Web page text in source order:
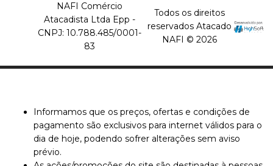
NAFI Comércio
Atacadista Ltda Epp -
CNPJ: 10.788.485/0001-
83
Todos os direitos
reservados Atacado
NAFI © 2026
Informamos que os preços, ofertas e condições de
pagamento são exclusivos para internet válidos para o
dia de hoje, podendo sofrer alterações sem aviso
prévio.